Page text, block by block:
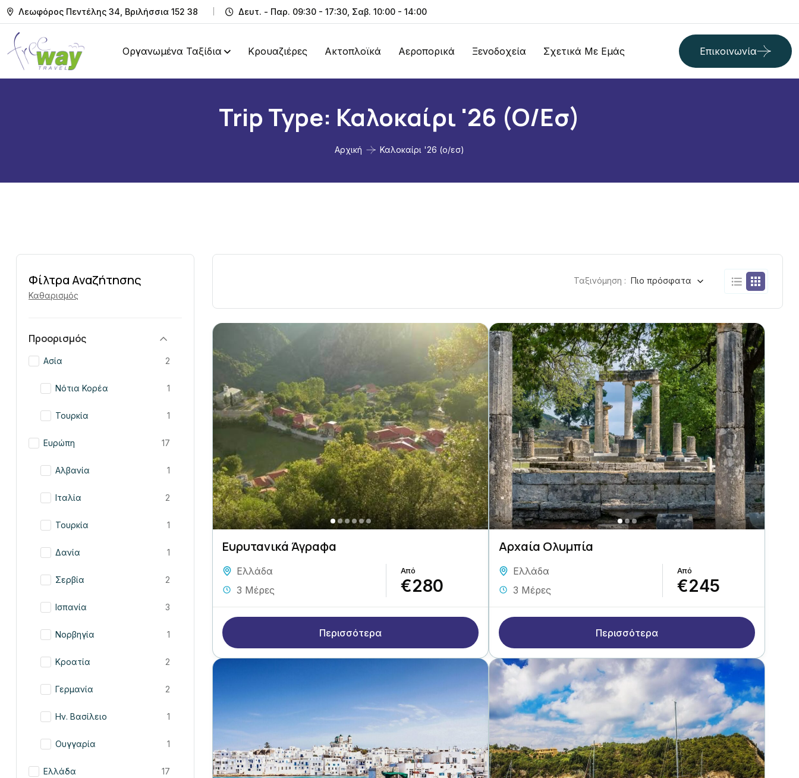
Λεωφόρος Πεντέλης 34, Βριλήσσια 152 38 Δευτ. - Παρ. 09:30 - 17:30, Σαβ. 10:00 - 14:00
Οργανωμένα Ταξίδια Κρουαζιέρες Ακτοπλοϊκά Αεροπορικά Ξενοδοχεία Σχετικά Με Εμάς Επικοινωνία
Trip Type: Καλοκαίρι '26 (ο/εσ)
Αρχική Καλοκαίρι '26 (ο/εσ)
Φίλτρα Αναζήτησης
Καθαρισμός
Προορισμός
Ασία 2
Νότια Κορέα 1
Τουρκία 1
Ευρώπη 17
Αλβανία 1
Ιταλία 2
Τουρκία 1
Δανία 1
Σερβία 2
Ισπανία 3
Νορβηγία 1
Κροατία 2
Γερμανία 2
Ην. Βασίλειο 1
Ουγγαρία 1
Ελλάδα 17
Ταξινόμηση : Πιο πρόσφατα
Ευρυτανικά Άγραφα
Ελλάδα
3 Μέρες
€280
Περισσότερα
Αρχαία Ολυμπία
Ελλάδα
3 Μέρες
€245
Περισσότερα